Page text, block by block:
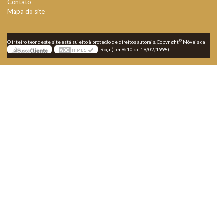
Contato
Mapa do site
O inteiro teor deste site está sujeito à proteção de direitos autorais. Copyright© Móveis da
Roça (Lei 9610 de 19/02/1998)